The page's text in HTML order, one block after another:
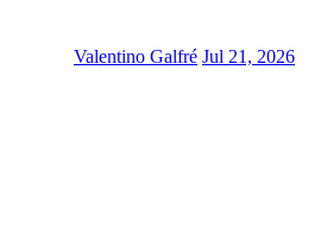
Valentino Galfré Jul 21, 2026